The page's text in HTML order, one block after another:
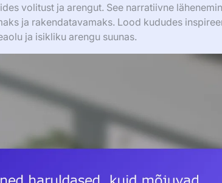
volitust ja arengut. See narratiivne
ja rakendatavamaks. Lood kududes
ja isikliku arengu suunas.